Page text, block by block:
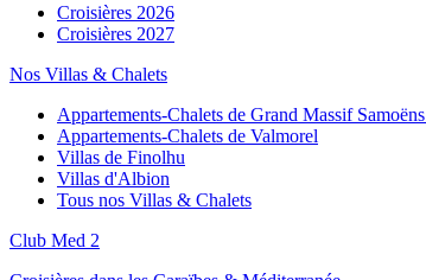
Croisières 2026
Croisières 2027
Nos Villas & Chalets
Appartements-Chalets de Grand Massif
Appartements-Chalets de Valmorel
Villas de Finolhu
Villas d'Albion
Tous nos Villas & Chalets
Club Med 2